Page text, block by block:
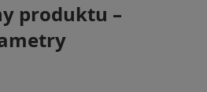
produktu –